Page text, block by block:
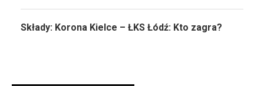
Składy: Korona Kielce – ŁKS Łódź: Kto zagra?